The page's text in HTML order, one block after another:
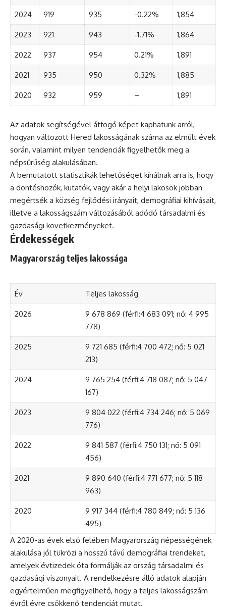
2024 919 935 -0.22% 1,854
2023 921 943 -1.71% 1,864
2022 937 954 0.21% 1,891
2021 935 950 0.32% 1,885
2020 932 959 – 1,891
Az adatok segítségével átfogó képet kaphatunk arról,
hogyan változott Hered lakosságának száma az elmúlt évek
során, valamint milyen tendenciák figyelhetők meg a
népsűrűség alakulásában.
A bemutatott statisztikák lehetőséget kínálnak arra is, hogy
a döntéshozók, kutatók, vagy akár a helyi lakosok jobban
megértsék a község fejlődési irányait, demográfiai kihívásait,
illetve a lakosságszám változásából adódó társadalmi és
gazdasági következményeket.
Érdekességek
Magyarország teljes lakossága
Év Teljes lakosság
2026
9 678 869 (férfi:4 683 091; nő: 4 995
778)
2025
9 721 685 (férfi:4 700 472; nő: 5 021
213)
2024
9 765 254 (férfi:4 718 087; nő: 5 047
167)
2023
9 804 022 (férfi:4 734 246; nő: 5 069
776)
2022
9 841 587 (férfi:4 750 131; nő: 5 091
456)
2021
9 890 640 (férfi:4 771 677; nő: 5 118
963)
2020
9 917 344 (férfi:4 780 849; nő: 5 136
495)
A 2020-as évek első felében Magyarország népességének
alakulása jól tükrözi a hosszú távú demográfiai trendeket,
amelyek évtizedek óta formálják az ország társadalmi és
gazdasági viszonyait. A rendelkezésre álló adatok alapján
egyértelműen megfigyelhető, hogy a teljes lakosságszám
évről évre csökkenő tendenciát mutat.